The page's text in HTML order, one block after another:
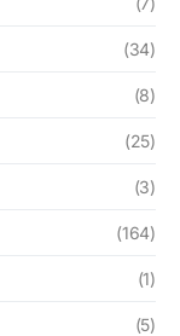
(34)
(8)
(25)
(3)
(164)
(1)
(5)